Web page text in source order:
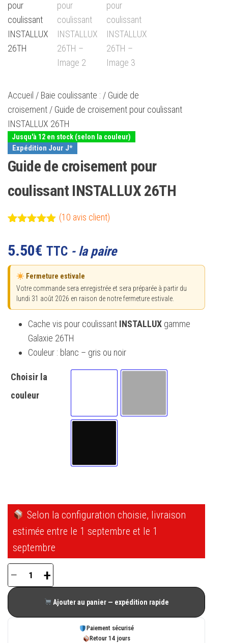
Accueil / Baie coulissante : / Guide de
croisement / Guide de croisement pour coulissant
INSTALLUX 26TH
Jusqu'à 12 en stock (selon la couleur)
Expédition Jour J*
Guide de croisement pour
coulissant INSTALLUX 26TH
basé sur
notations
client
(10 avis client)
5.50€ TTC - la paire
Fermeture estivale
Votre commande sera enregistrée et sera préparée à partir du
lundi 31 août 2026 en raison de notre fermeture estivale.
Cache vis pour coulissant INSTALLUX gamme
Galaxie 26TH
Couleur : blanc – gris ou noir
Choisir la
couleur
Selon la configuration choisie, livraison
estimée entre le 1 septembre et le 1
septembre
quantité
de
Guide
− +
Ajouter au panier — expédition rapide
Paiement sécurisé
Retour 14 jours